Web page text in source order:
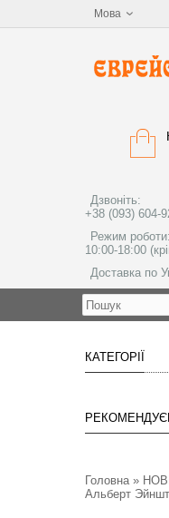
Мова
Дзвоніть:
+38 (093) 604-
Режим роботи:
10:00-18:00
Доставка по
КАТЕГОРІЇ
Головна»
Альберт